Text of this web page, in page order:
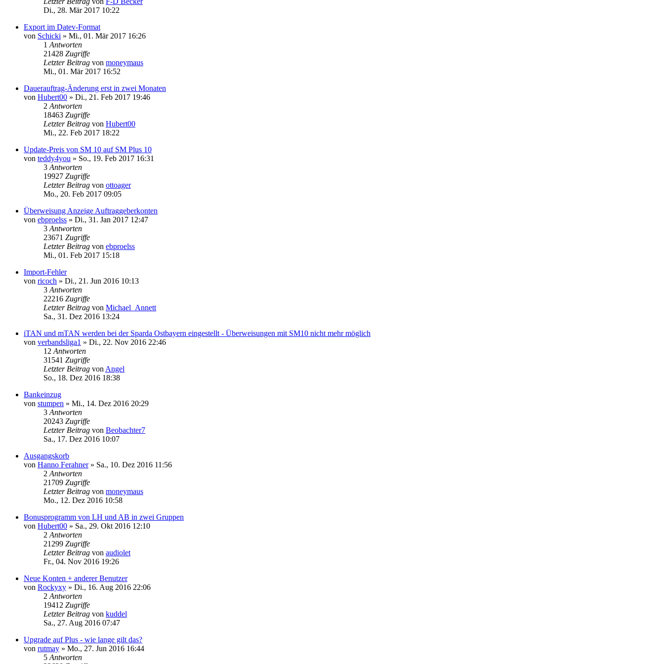
Di., 28. Mär 2017 10:22
Export im Datev-Format
von Schicki » Mi., 01. Mär 2017 16:26
1 Antworten
21428 Zugriffe
Letzter Beitrag von moneymaus
Mi., 01. Mär 2017 16:52
Dauerauftrag-Änderung erst in zwei Monaten
von Hubert00 » Di., 21. Feb 2017 19:46
2 Antworten
18463 Zugriffe
Letzter Beitrag von Hubert00
Mi., 22. Feb 2017 18:22
Update-Preis von SM 10 auf SM Plus 10
von teddy4you » So., 19. Feb 2017 16:31
3 Antworten
19927 Zugriffe
Letzter Beitrag von ottoager
Mo., 20. Feb 2017 09:05
Überweisung Anzeige Auftraggeberkonten
von ebproelss » Di., 31. Jan 2017 12:47
3 Antworten
23671 Zugriffe
Letzter Beitrag von ebproelss
Mi., 01. Feb 2017 15:18
Import-Fehler
von ricoch » Di., 21. Jun 2016 10:13
3 Antworten
22216 Zugriffe
Letzter Beitrag von Michael_Annett
Sa., 31. Dez 2016 13:24
iTAN und mTAN werden bei der Sparda Ostbayern eingestellt - Überweisungen mit SM10 nicht mehr möglich
von verbandsliga1 » Di., 22. Nov 2016 22:46
12 Antworten
31541 Zugriffe
Letzter Beitrag von Angel
So., 18. Dez 2016 18:38
Bankeinzug
von stumpen » Mi., 14. Dez 2016 20:29
3 Antworten
20243 Zugriffe
Letzter Beitrag von Beobachter7
Sa., 17. Dez 2016 10:07
Ausgangskorb
von Hanno Ferahner» Sa., 10. Dez 2016 11:56
2 Antworten
21709 Zugriffe
Letzter Beitrag von moneymaus
Mo., 12. Dez 2016 10:58
Bonusprogramm von LH und AB in zwei Gruppen
von Hubert00 » Sa., 29. Okt 2016 12:10
2 Antworten
21299 Zugriffe
Letzter Beitrag von audiolet
Fr., 04. Nov 2016 19:26
Neue Konten + anderer Benutzer
von Rockyxy » Di., 16. Aug 2016 22:06
2 Antworten
19412 Zugriffe
Letzter Beitrag von kuddel
Sa., 27. Aug 2016 07:47
Upgrade auf Plus - wie lange gilt das?
von rutmay » Mo., 27. Jun 2016 16:44
5 Antworten